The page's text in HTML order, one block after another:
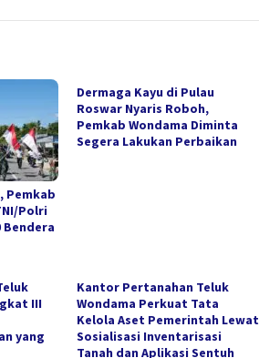
Pemkab
Polri
Bendera
Dermaga Kayu di Pulau
Roswar Nyaris Roboh,
Pemkab Wondama Diminta
Segera Lakukan Perbaikan
III
yang
Kantor Pertanahan Teluk
Wondama Perkuat Tata
Kelola Aset Pemerintah Lewat
Sosialisasi Inventarisasi
Tanah dan Aplikasi Sentuh